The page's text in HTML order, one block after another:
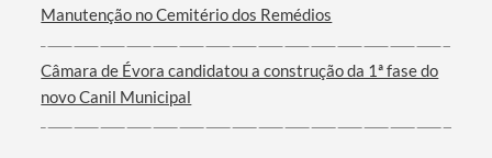
Manutenção no Cemitério dos Remédios
Câmara de Évora candidatou a construção da 1ª fase do
novo Canil Municipal